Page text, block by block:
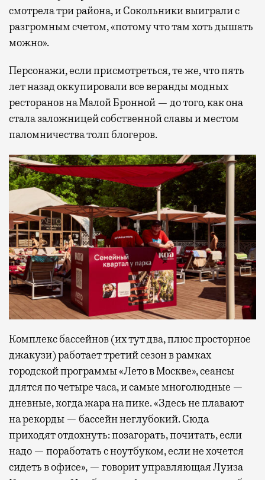
смотрела три района, и Сокольники выиграли с
разгромным счетом, «потому что там хоть дышать
можно».
Персонажи, если присмотреться, те же, что пять
лет назад оккупировали все веранды модных
ресторанов на Малой Бронной — до того, как она
стала заложницей собственной славы и местом
паломничества толп блогеров.
Комплекс бассейнов (их тут два, плюс просторное
джакузи) работает третий сезон в рамках
городской программы «Лето в Москве», сеансы
длятся по четыре часа, и самые многолюдные —
дневные, когда жара на пике. «Здесь не плавают
на рекорды — бассейн неглубокий. Сюда
приходят отдохнуть: позагорать, почитать, если
надо — поработать с ноутбуком, если не хочется
сидеть в офисе», — говорит управляющая Луиза